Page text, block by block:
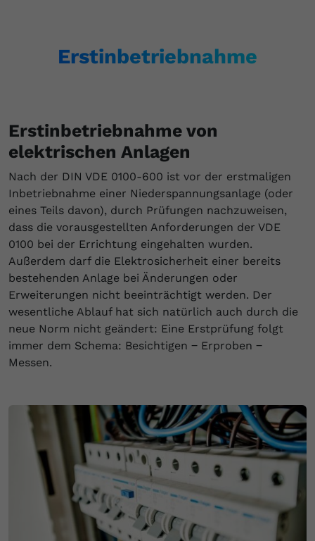
Erstinbetriebnahme
Erstinbetriebnahme von
elektrischen Anlagen
Nach der DIN VDE 0100-600 ist vor der erstmaligen
Inbetriebnahme einer Niederspannungsanlage (oder
eines Teils davon), durch Prüfungen nachzuweisen,
dass die vorausgestellten Anforderungen der VDE
0100 bei der Errichtung eingehalten wurden.
Außerdem darf die Elektrosicherheit einer bereits
bestehenden Anlage bei Änderungen oder
Erweiterungen nicht beeinträchtigt werden. Der
wesentliche Ablauf hat sich natürlich auch durch die
neue Norm nicht geändert: Eine Erstprüfung folgt
immer dem Schema: Besichtigen ‒ Erproben ‒
Messen.